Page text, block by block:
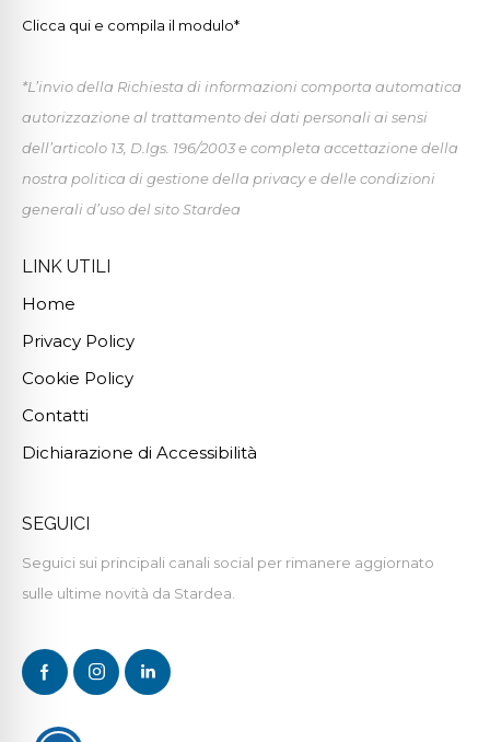
Clicca qui e compila il modulo*
*L’invio della Richiesta di informazioni comporta automatica
autorizzazione al trattamento dei dati personali ai sensi
dell’articolo 13, D.lgs. 196/2003 e completa accettazione della
nostra politica di gestione della privacy e delle condizioni
generali d’uso del sito Stardea
LINK UTILI
Home
Privacy Policy
Cookie Policy
Contatti
Dichiarazione di Accessibilità
SEGUICI
Seguici sui principali canali social per rimanere aggiornato
sulle ultime novità da Stardea.